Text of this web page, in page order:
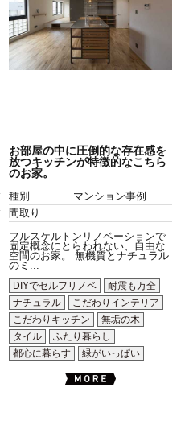
お部屋の中に圧倒的な存在感を
放つキッチンが特徴的なこちら
のお家。
種別
マンション事例
間取り
フルスケルトンリノベーションで
固定概念にとらわれない、自由な
空間のお家。 無機質とナチュラル
のミ...
DIYでセルフリノベ
耐震も万全
ナチュラル
こだわりインテリア
こだわりキッチン
無垢の木
タイル
ふたり暮らし
都心に暮らす
緑がいっぱい